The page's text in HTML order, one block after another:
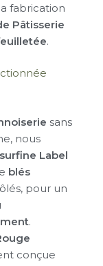
fabrication
Pâtisserie
.
sans
nous
Label
blés
pour un
.
conçue